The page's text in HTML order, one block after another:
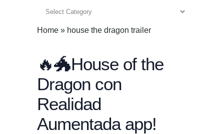
Home » house the dragon trailer
🔥🐲House of the
Dragon con
Realidad
Aumentada app!